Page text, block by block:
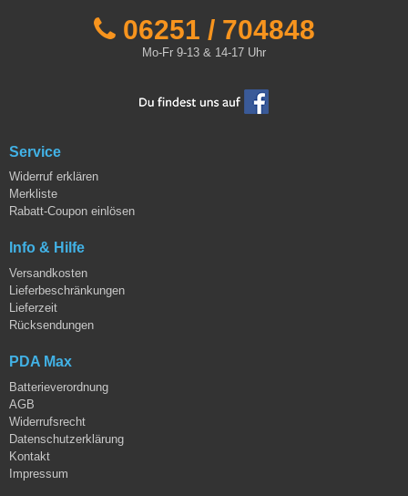
06251 / 704848
Mo-Fr 9-13 & 14-17 Uhr
Service
Widerruf erklären
Merkliste
Rabatt-Coupon einlösen
Info & Hilfe
Versandkosten
Lieferbeschränkungen
Lieferzeit
Rücksendungen
PDA Max
Batterieverordnung
AGB
Widerrufsrecht
Datenschutzerklärung
Kontakt
Impressum